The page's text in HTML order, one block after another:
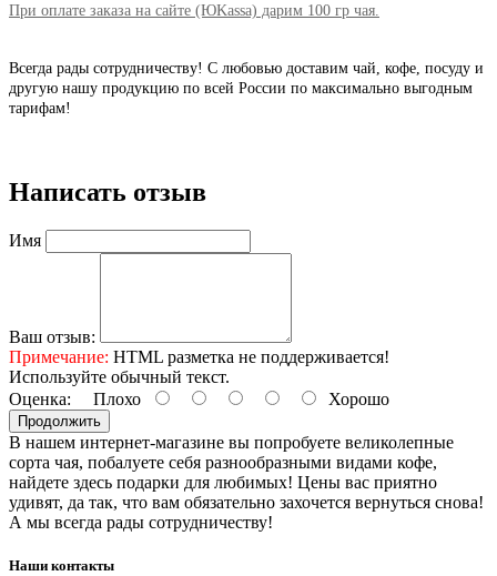
При оплате заказа на сайте (ЮKassa) дарим 100 гр чая.
Всегда рады сотрудничеству! С любовью доставим чай, кофе, посуду и
другую нашу продукцию по всей России по максимально выгодным
тарифам!
Написать отзыв
Имя
Ваш отзыв:
Примечание: HTML разметка не поддерживается!
Используйте обычный текст.
Оценка: Плохо Хорошо
Продолжить
В нашем интернет-магазине вы попробуете великолепные
сорта чая, побалуете себя разнообразными видами кофе,
найдете здесь подарки для любимых! Цены вас приятно
удивят, да так, что вам обязательно захочется вернуться снова!
А мы всегда рады сотрудничеству!
Наши контакты